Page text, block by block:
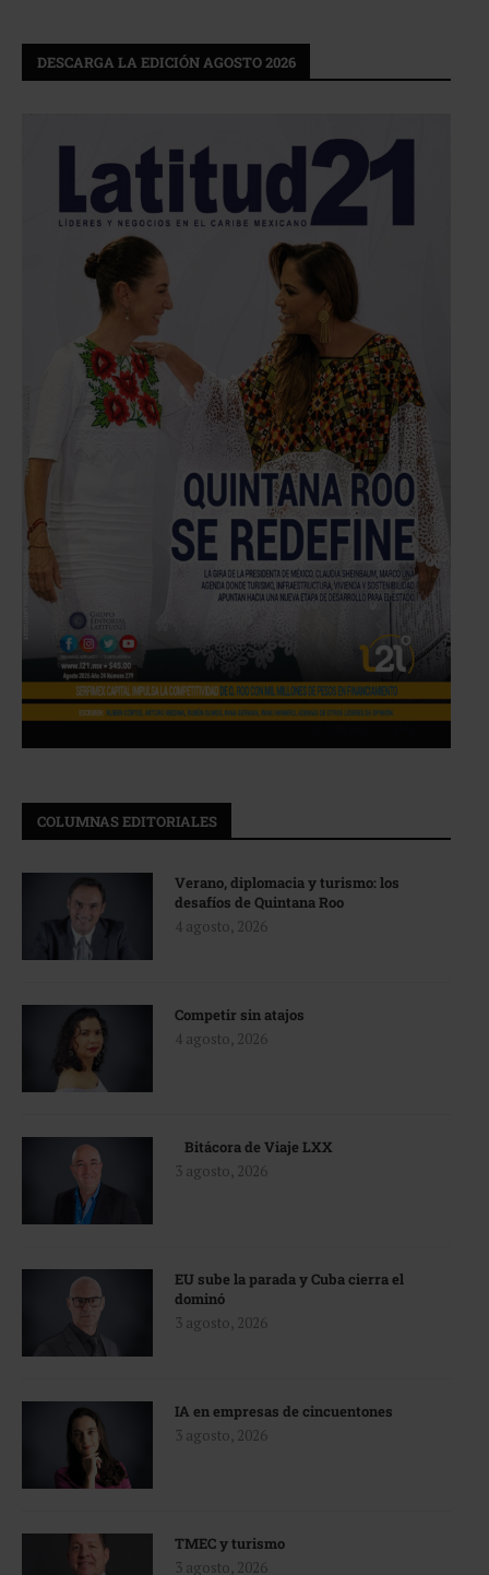
DESCARGA LA EDICIÓN AGOSTO 2026
COLUMNAS EDITORIALES
Verano, diplomacia y turismo: los
desafíos de Quintana Roo
4 agosto, 2026
Competir sin atajos
4 agosto, 2026
Bitácora de Viaje LXX
3 agosto, 2026
EU sube la parada y Cuba cierra el
dominó
3 agosto, 2026
IA en empresas de cincuentones
3 agosto, 2026
TMEC y turismo
3 agosto, 2026